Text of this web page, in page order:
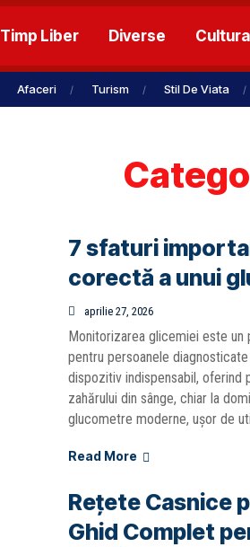
Timp Liber Diverse Cultural
Afaceri Turism Stil De Viata
7 sfaturi
corectă a unui
aprilie 27, 2026
Monitorizarea glicemiei este un
pentru persoanele
dispozitiv indispensabil, oferind
zahărului din sânge, chiar la
glucometre moderne, ușor de
Read More
Rețete Casnice
Ghid Complet